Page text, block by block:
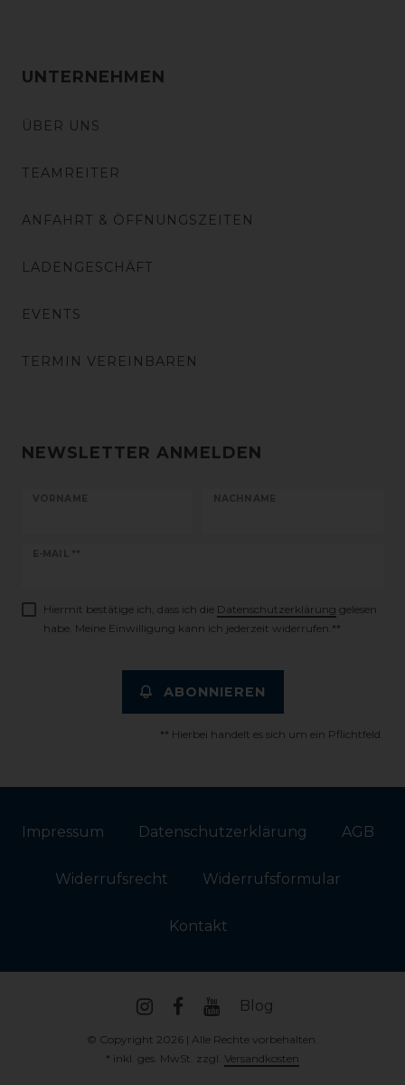
UNTERNEHMEN
ÜBER UNS
TEAMREITER
ANFAHRT & ÖFFNUNGSZEITEN
LADENGESCHÄFT
EVENTS
TERMIN VEREINBAREN
NEWSLETTER ANMELDEN
VORNAME NACHNAME
E-MAIL **
Newsletter
Hiermit bestätige ich, dass ich die Daten­schutz­erklärung gelesen
habe. Meine Einwilligung kann ich jederzeit widerrufen.**
ABONNIEREN
** Hierbei handelt es sich um ein Pflichtfeld.
Impressum Daten­schutz­erklärung AGB
Widerrufs­recht Widerrufs­formular
Kontakt
Blog
© Copyright 2026 | Alle Rechte vorbehalten.
* inkl. ges. MwSt. zzgl. Versandkosten